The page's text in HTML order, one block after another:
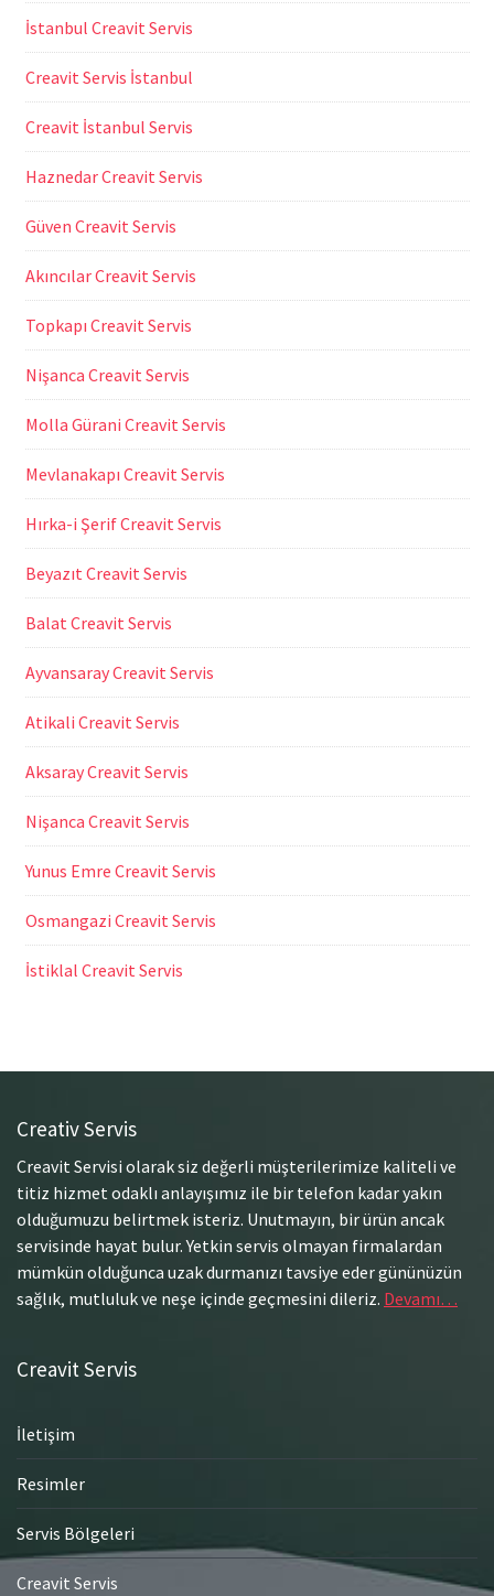
İstanbul Creavit Servis
Creavit Servis İstanbul
Creavit İstanbul Servis
Haznedar Creavit Servis
Güven Creavit Servis
Akıncılar Creavit Servis
Topkapı Creavit Servis
Nişanca Creavit Servis
Molla Gürani Creavit Servis
Mevlanakapı Creavit Servis
Hırka-i Şerif Creavit Servis
Beyazıt Creavit Servis
Balat Creavit Servis
Ayvansaray Creavit Servis
Atikali Creavit Servis
Aksaray Creavit Servis
Nişanca Creavit Servis
Yunus Emre Creavit Servis
Osmangazi Creavit Servis
İstiklal Creavit Servis
Creativ Servis
Creavit Servisi olarak siz değerli müşterilerimize kaliteli ve
titiz hizmet odaklı anlayışımız ile bir telefon kadar yakın
olduğumuzu belirtmek isteriz. Unutmayın, bir ürün ancak
servisinde hayat bulur. Yetkin servis olmayan firmalardan
mümkün olduğunca uzak durmanızı tavsiye eder gününüzün
sağlık, mutluluk ve neşe içinde geçmesini dileriz. Devamı…
Creavit Servis
İletişim
Resimler
Servis Bölgeleri
Creavit Servis